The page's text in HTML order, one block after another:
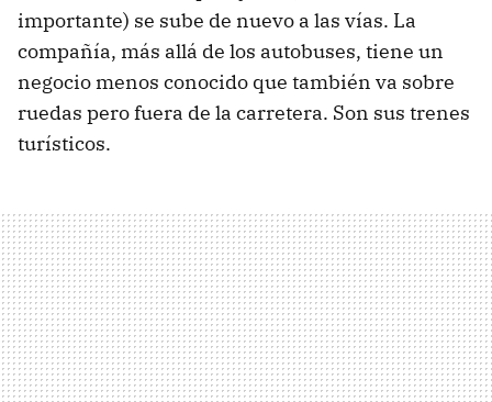
importante) se sube de nuevo a las vías. La
compañía, más allá de los autobuses, tiene un
negocio menos conocido que también va sobre
ruedas pero fuera de la carretera. Son sus trenes
turísticos.